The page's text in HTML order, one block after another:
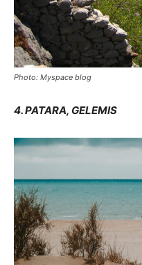
Photo: Myspace blog
4. PATARA, GELEMIS